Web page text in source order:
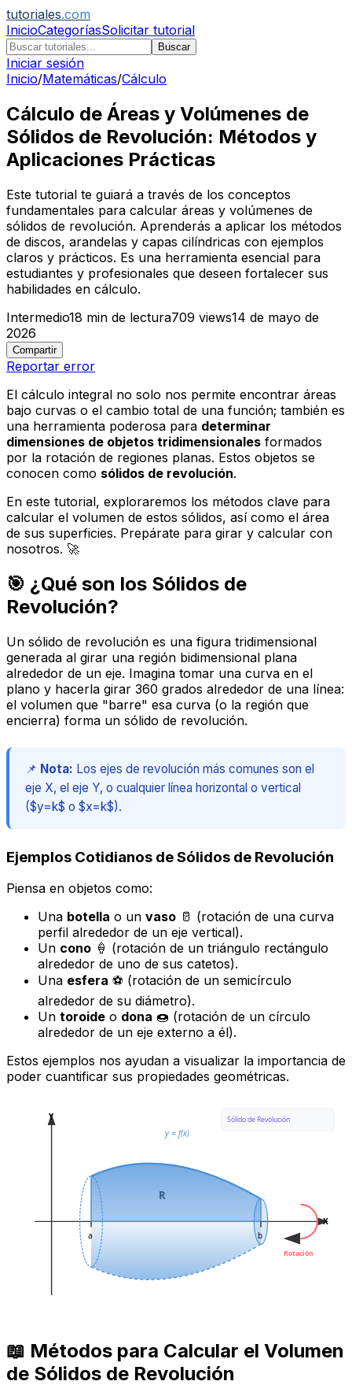
tutoriales.com
InicioCategoríasSolicitar tutorial
Buscar
Iniciar sesión
Inicio/Matemáticas/Cálculo
Cálculo de Áreas y Volúmenes de
Sólidos de Revolución: Métodos y
Aplicaciones Prácticas
Este tutorial te guiará a través de los conceptos
fundamentales para calcular áreas y volúmenes de
sólidos de revolución. Aprenderás a aplicar los métodos
de discos, arandelas y capas cilíndricas con ejemplos
claros y prácticos. Es una herramienta esencial para
estudiantes y profesionales que deseen fortalecer sus
habilidades en cálculo.
Intermedio18 min de lectura709 views14 de mayo de
2026
Compartir
Reportar error
El cálculo integral no solo nos permite encontrar áreas
bajo curvas o el cambio total de una función; también es
una herramienta poderosa para determinar
dimensiones de objetos tridimensionales formados
por la rotación de regiones planas. Estos objetos se
conocen como sólidos de revolución.
En este tutorial, exploraremos los métodos clave para
calcular el volumen de estos sólidos, así como el área
de sus superficies. Prepárate para girar y calcular con
nosotros. 🚀
🎯 ¿Qué son los Sólidos de
Revolución?
Un sólido de revolución es una figura tridimensional
generada al girar una región bidimensional plana
alrededor de un eje. Imagina tomar una curva en el
plano y hacerla girar 360 grados alrededor de una línea:
el volumen que "barre" esa curva (o la región que
encierra) forma un sólido de revolución.
📌 Nota: Los ejes de revolución más comunes son el
eje X, el eje Y, o cualquier línea horizontal o vertical
($y=k$ o $x=k$).
Ejemplos Cotidianos de Sólidos de Revolución
Piensa en objetos como:
Una botella o un vaso 🥛 (rotación de una curva
perfil alrededor de un eje vertical).
Un cono 🍦 (rotación de un triángulo rectángulo
alrededor de uno de sus catetos).
Una esfera ⚽ (rotación de un semicírculo
alrededor de su diámetro).
Un toroide o dona 🍩 (rotación de un círculo
alrededor de un eje externo a él).
Estos ejemplos nos ayudan a visualizar la importancia de
poder cuantificar sus propiedades geométricas.
X
Y
a b
R
y = f(x)
Rotación
Sólido de Revolución
📖 Métodos para Calcular el Volumen
de Sólidos de Revolución